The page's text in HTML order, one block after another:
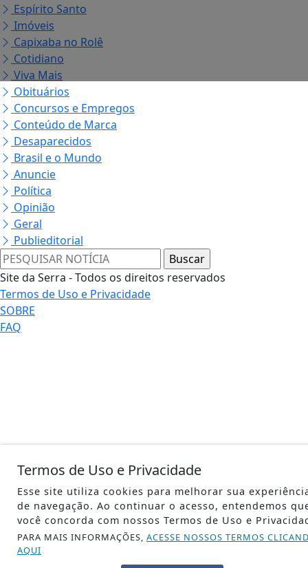
Espírito Santo
Imóveis
Capixaba no Rolê
Cotidiano
Viva Mais
Obituários
Concursos e Empregos
Conteúdo de Marca
Desaparecidos
Brasil e o Mundo
Anuncie
Política
Opinião
Geral
Publieditorial
Site da Serra - Todos os direitos reservados
Termos de Uso e Privacidade
SOBRE
FAQ
Termos de Uso e Privacidade
Esse site utiliza cookies para melhorar sua
de navegação. Ao continuar o acesso, entendemos
você concorda com nossos Termos de Uso e
PARA MAIS INFORMAÇÕES, ACESSE NOSSOS TERMOS
AQUI